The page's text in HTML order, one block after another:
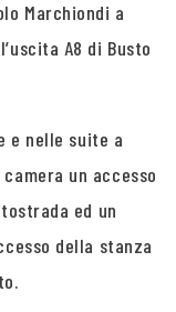
Marchiondi a
A8 di Busto
e nelle suite a
un accesso
ed un
della stanza